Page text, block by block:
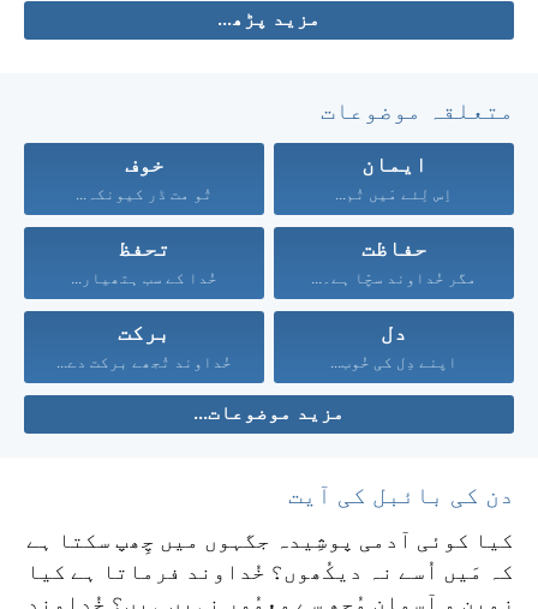
مزید پڑھ...
متعلقہ موضوعات
ایمان
اِس لِئے مَیں تُم...
خوف
تُو مت ڈر کیونکہ...
حفاظت
مگر خُداوند سچّا ہے۔...
تحفظ
خُدا کے سب ہتھیار...
دل
اپنے دِل کی خُوب...
برکت
خُداوند تُجھے برکت دے...
مزید موضوعات...
دن کی بائبل کی آیت
کیا کوئی آدمی پوشِیدہ جگہوں میں چِھپ سکتا ہے
کہ مَیں اُسے نہ دیکُھوں؟ خُداوند فرماتا ہے کیا